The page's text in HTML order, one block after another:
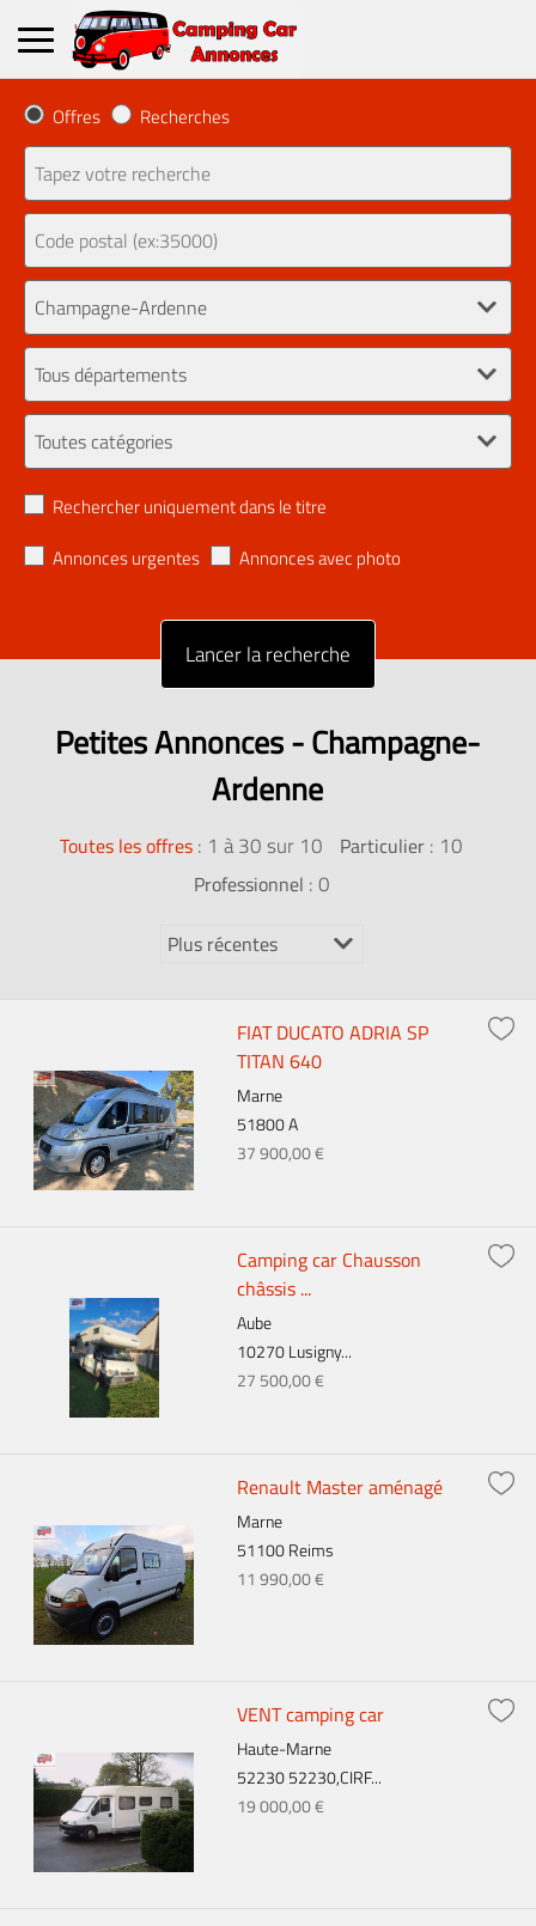
Offres Recherches
Rechercher uniquement dans le titre
Annonces urgentes
Annonces avec photo
Petites Annonces - Champagne-
Ardenne
Toutes les offres : 1 à 30 sur 10 Particulier : 10
Professionnel : 0
FIAT DUCATO ADRIA SP
TITAN 640
Marne
51800 A
37 900,00 €
Camping car Chausson
châssis ...
Aube
10270 Lusigny...
27 500,00 €
Renault Master aménagé
Marne
51100 Reims
11 990,00 €
VENT camping car
Haute-Marne
52230 52230,CIRF...
19 000,00 €